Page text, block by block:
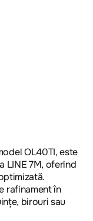
OL40TI, este
LINE 7M, oferind
rafinament în
birouri sau